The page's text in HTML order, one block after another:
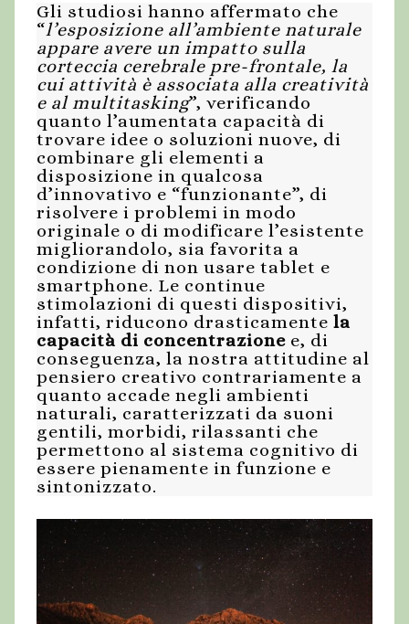
Gli studiosi hanno affermato che
“l’esposizione all’ambiente naturale
appare avere un impatto sulla
corteccia cerebrale pre-frontale, la
cui attività è associata alla creatività
e al multitasking”, verificando
quanto l’aumentata capacità di
trovare idee o soluzioni nuove, di
combinare gli elementi a
disposizione in qualcosa
d’innovativo e “funzionante”, di
risolvere i problemi in modo
originale o di modificare l’esistente
migliorandolo, sia favorita a
condizione di non usare tablet e
smartphone. Le continue
stimolazioni di questi dispositivi,
infatti, riducono drasticamente la
capacità di concentrazione e, di
conseguenza, la nostra attitudine al
pensiero creativo contrariamente a
quanto accade negli ambienti
naturali, caratterizzati da suoni
gentili, morbidi, rilassanti che
permettono al sistema cognitivo di
essere pienamente in funzione e
sintonizzato.